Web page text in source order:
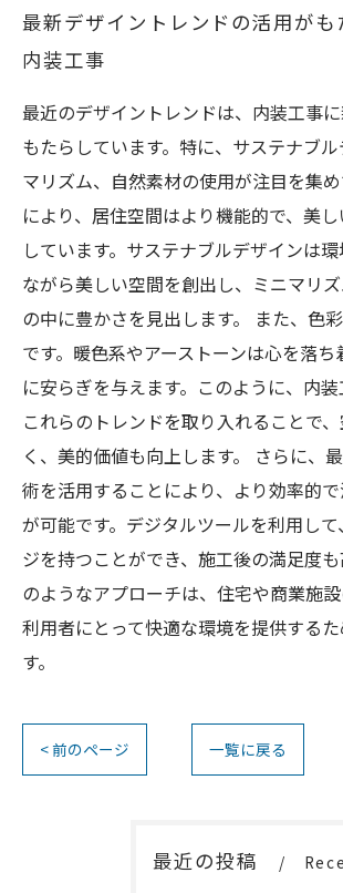
最新デザイントレンドの活用がも
内装工事
最近のデザイントレンドは、内装工事
もたらしています。特に、サステナブ
マリズム、自然素材の使用が注目を集
により、居住空間はより機能的で、美
しています。サステナブルデザインは
ながら美しい空間を創出し、ミニマリ
の中に豊かさを見出します。 また、色
です。暖色系やアーストーンは心を落
に安らぎを与えます。このように、内
これらのトレンドを取り入れることで
く、美的価値も向上します。 さらに、
術を活用することにより、より効率的
が可能です。デジタルツールを利用し
ジを持つことができ、施工後の満足度
のようなアプローチは、住宅や商業施設
利用者にとって快適な環境を提供する
す。
< 前のページ 一覧に戻る
最近の投稿